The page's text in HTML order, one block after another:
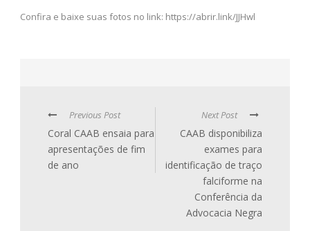
Confira e baixe suas fotos no link: https://abrir.link/JJHwl
Previous Post
Coral CAAB ensaia para
apresentações de fim
de ano
Next Post
CAAB disponibiliza
exames para
identificação de traço
falciforme na
Conferência da
Advocacia Negra